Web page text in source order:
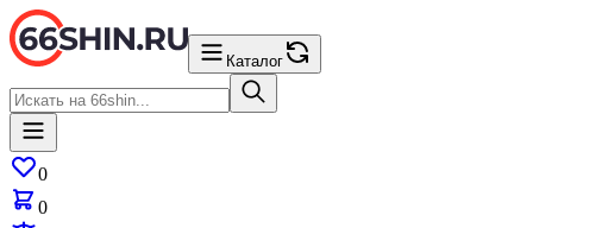
Каталог
0
0